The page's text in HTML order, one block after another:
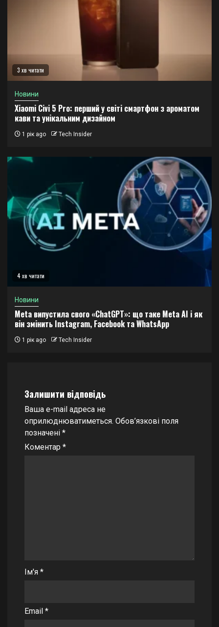
3 хв читати
Новини
Xiaomi Civi 5 Pro: перший у світі смартфон з ароматом
кави та унікальним дизайном
1 рік ago Tech Insider
4 хв читати
Новини
Meta випустила свого «ChatGPT»: що таке Meta AI і як
він змінить Instagram, Facebook та WhatsApp
1 рік ago Tech Insider
Залишити відповідь
Ваша e-mail адреса не
оприлюднюватиметься. Обов’язкові поля
позначені *
Коментар *
Ім'я *
Email *